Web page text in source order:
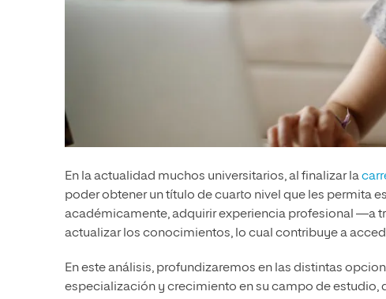
En la actualidad muchos universitarios, al finalizar la
poder obtener un título de cuarto nivel que les permita
académicamente, adquirir experiencia profesional —a
actualizar los conocimientos, lo cual contribuye a
En este análisis, profundizaremos en las distintas
especialización y crecimiento en su campo de